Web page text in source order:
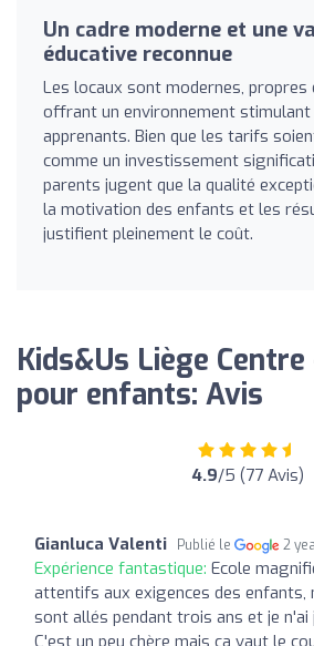
Un cadre moderne et une
éducative reconnue
Les locaux sont modernes, propres
offrant un environnement stimulant
apprenants. Bien que les tarifs
comme un investissement
parents jugent que la qualité
la motivation des enfants et les
justifient pleinement le coût.
Kids&Us Liège
pour enfants: Avis
4.9/5 (77 Avis)
Gianluca Valenti Publié le 2
Expérience fantastique: Ecole
attentifs aux exigences des enfants,
sont allés pendant trois ans et je n'ai
C'est un peu chère mais ça vaut le